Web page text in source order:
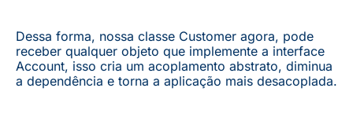
Dessa forma, nossa classe Customer agora, pode
receber qualquer objeto que implemente a interface
Account, isso cria um acoplamento abstrato, diminua
a dependência e torna a aplicação mais desacoplada.